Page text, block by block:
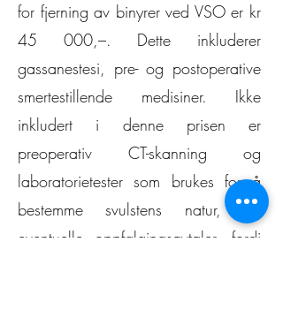
for fjerning av binyrer ved VSO er kr
45 000,–. Dette inkluderer
gassanestesi, pre- og postoperative
smertestillende medisiner. Ikke
inkludert i denne prisen er
preoperativ CT-skanning og
laboratorietester som brukes for å
bestemme svulstens natur, og
eventuelle oppfølgingsavtaler, fordi